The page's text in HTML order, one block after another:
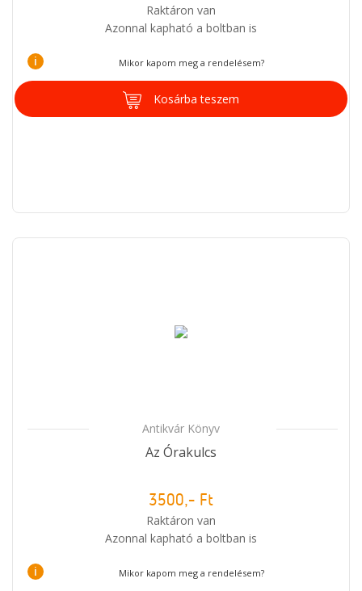
Raktáron van
Azonnal kapható a boltban is
i Mikor kapom meg a rendelésem?
Kosárba teszem
Antikvár Könyv
Az Órakulcs
3500,- Ft
Raktáron van
Azonnal kapható a boltban is
i Mikor kapom meg a rendelésem?